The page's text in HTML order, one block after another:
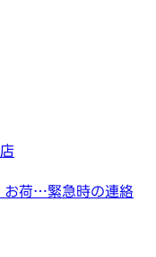
お荷…緊急時の連絡